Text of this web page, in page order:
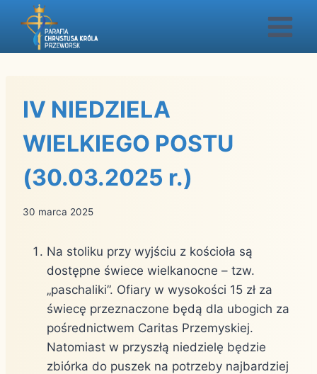
Przejdź
IV NIEDZIELA
WIELKIEGO POSTU
(30.03.2025 r.)
30 marca 2025
Na stoliku przy wyjściu z kościoła są
dostępne świece wielkanocne – tzw.
„paschaliki”. Ofiary w wysokości 15 zł za
świecę przeznaczone będą dla ubogich za
pośrednictwem Caritas Przemyskiej.
Natomiast w przyszłą niedzielę będzie
zbiórka do puszek na potrzeby najbardziej